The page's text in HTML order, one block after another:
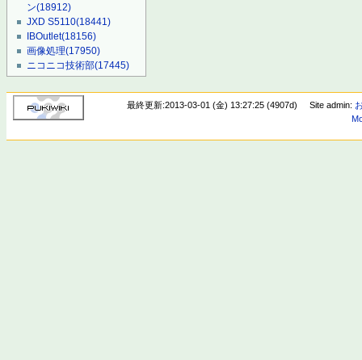
ン(18912)
JXD S5110(18441)
IBOutlet(18156)
画像処理(17950)
ニコニコ技術部(17445)
最終更新:2013-03-01 (金) 13:27:25 (4907d) Site admin: